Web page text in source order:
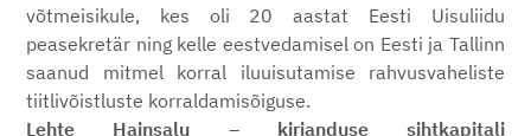
võtmeisikule, kes oli 20 aastat Eesti Uisuliidu
peasekretär ning kelle eestvedamisel on Eesti ja Tallinn
saanud mitmel korral iluuisutamise rahvusvaheliste
tiitlivõistluste korraldamisõiguse.
Lehte Hainsalu – kirjanduse sihtkapitali